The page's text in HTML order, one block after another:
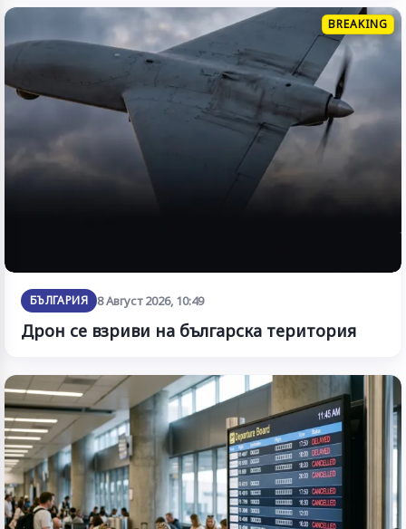
BREAKING
БЪЛГАРИЯ 8 Август 2026, 10:49
Дрон се взриви на българска територия